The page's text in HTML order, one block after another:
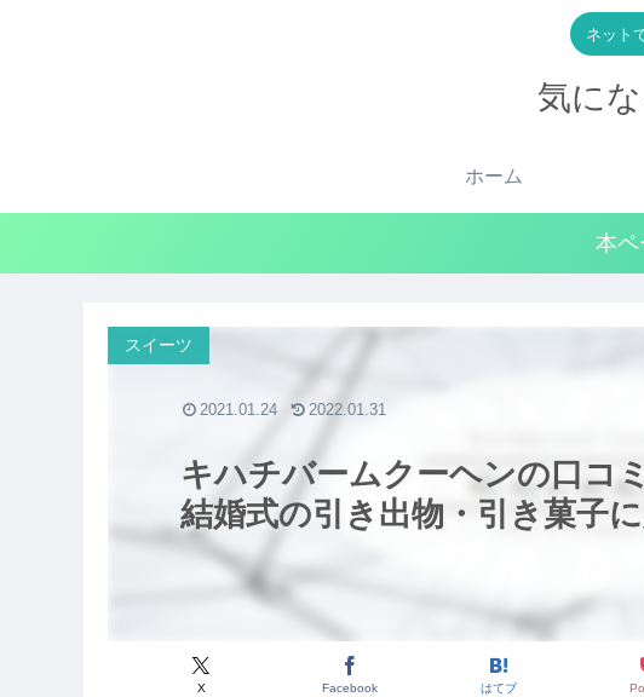
ネット
気に
ホーム
本ペ
キハチバームクーヘンの口コ
結婚式の引き出物・引き菓子
スイーツ
X Facebook はてブ
2021.01.24 2022.01.31